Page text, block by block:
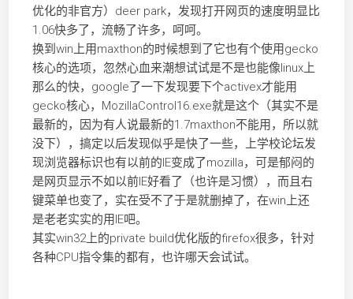
优化的非官方）deer park，发现打开网页的速度明显比
1.06快多了，流畅了许多，呵呵。
换到win上用maxthon的时候想到了它也有个使用gecko
核心的选项，忽然心血来潮想试试是不是也能像linux上
那么的快，google了一下发现要下个activex才能用
gecko核心，MozillaControl16.exe就是这个（其实不是
最新的，因为有人说最新的1.7maxthon不能用，所以就
没下），搞定以后发现似乎是快了一些，上学校论坛发
现浏览器标识也有以前的IE变成了mozilla，可是郁闷的
是网页显示不如以前IE好看了（也许是习惯），而且右
键菜单也变了，实在受不了于是就删掉了，在win上还
是老老实实的用IE吧。
其实win32上的private build优化版的firefox很多，针对
各种CPU指令集的都有，也许哪天会试试。